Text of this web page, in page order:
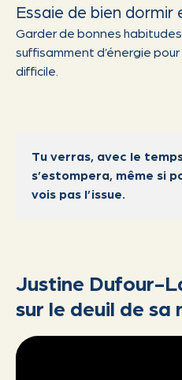
Essaie de bien
Garder de bonnes
suffisamment d’énergie
difficile.
Tu verras, avec le
s’estompera, même si
vois pas l’issue.
Justine Dufour-
sur le deuil de sa